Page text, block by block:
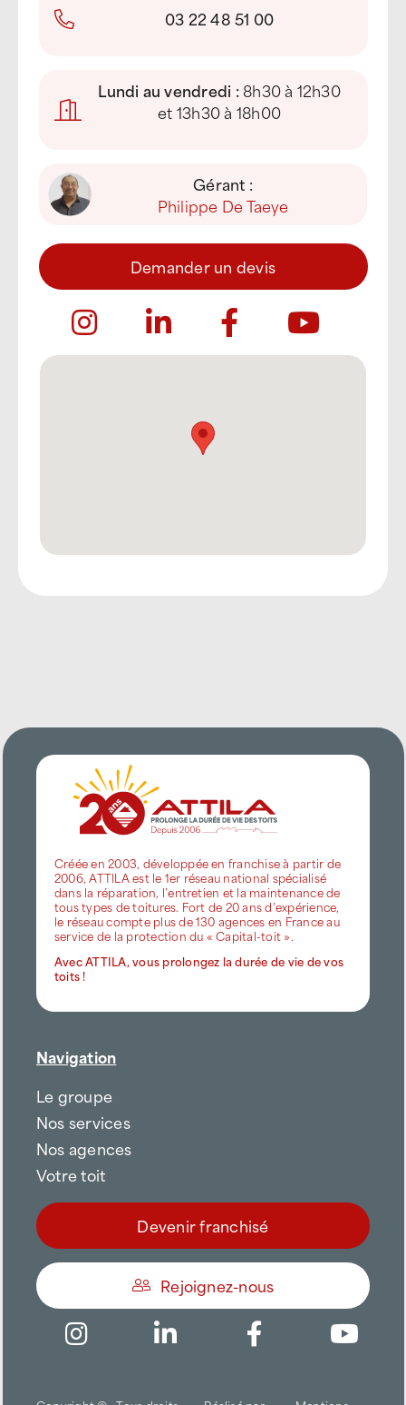
03 22 48 51 00
Lundi au vendredi :8h30 à 12h30
et 13h30 à 18h00
Gérant :
Philippe De Taeye
Demander un devis
Créée en 2003, développée en franchise à partir de
2006, ATTILA est le 1er réseau national spécialisé
dans la réparation, l’entretien et la maintenance de
tous types de toitures. Fort de 20 ans d’expérience,
le réseau compte plus de 130 agences en France au
service de la protection du « Capital-toit ».
Avec ATTILA, vous prolongez la durée de vie de vos
toits !
Navigation
Le groupe
Nos services
Nos agences
Votre toit
Devenir franchisé
Rejoignez-nous